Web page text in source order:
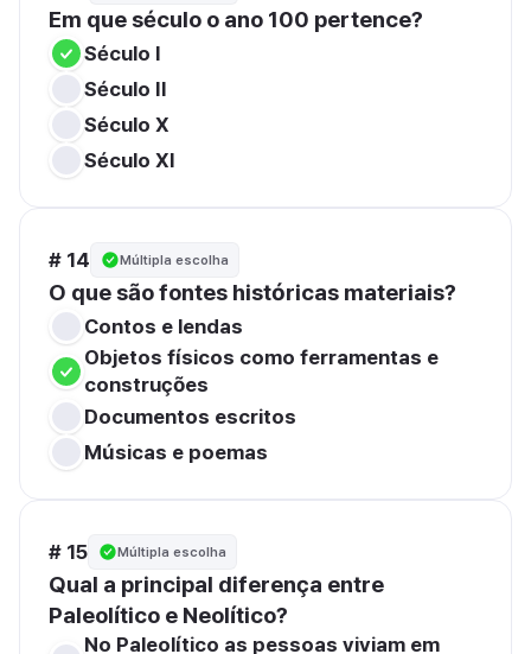
Em que século o ano 100 pertence?
Século I
Século II
Século X
Século XI
# 14 Múltipla escolha
O que são fontes históricas materiais?
Contos e lendas
Objetos físicos como ferramentas e
construções
Documentos escritos
Músicas e poemas
# 15 Múltipla escolha
Qual a principal diferença entre
Paleolítico e Neolítico?
No Paleolítico as pessoas viviam em